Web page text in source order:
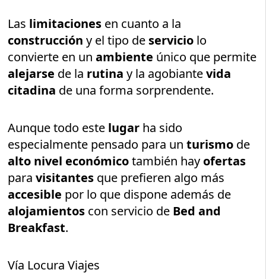
Las limitaciones en cuanto a la
construccióny el tipo de servicio lo
convierte en unambiente único que permite
alejarse de la rutinay la agobiantevida
citadina de una forma sorprendente.
Aunque todo este lugar ha sido
especialmente pensado para unturismo de
alto nivel económicotambién hay ofertas
paravisitantes que prefieren algo más
accesible por lo que dispone además de
alojamientos con servicio de Bed and
Breakfast.
Vía Locura Viajes